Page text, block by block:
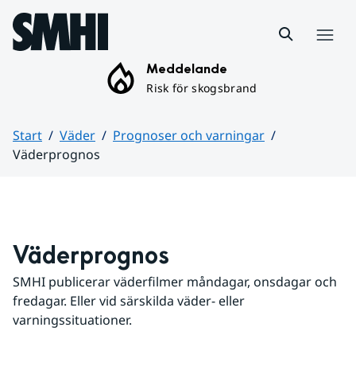
Hoppa till sidans innehåll
Meddelande
Risk för skogsbrand
Start Väder
Prognoser och varningar
Väderprognos
Väderprognos
SMHI publicerar väderfilmer måndagar, onsdagar och
fredagar. Eller vid särskilda väder- eller
varningssituationer.